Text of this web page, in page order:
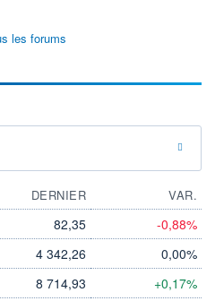
les forums
DERNIER
VAR.
82,35 -0,88%
4 342,26 0,00%
8 714,93 +0,17%